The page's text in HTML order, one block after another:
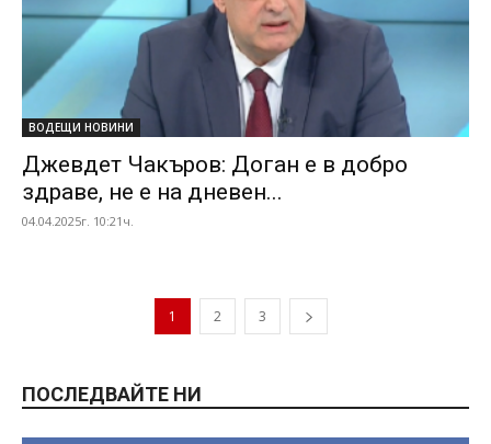
ВОДЕЩИ НОВИНИ
Джевдет Чакъров: Доган е в добро
здраве, не е на дневен...
04.04.2025г. 10:21ч.
1 2 3
ПОСЛЕДВАЙТЕ НИ